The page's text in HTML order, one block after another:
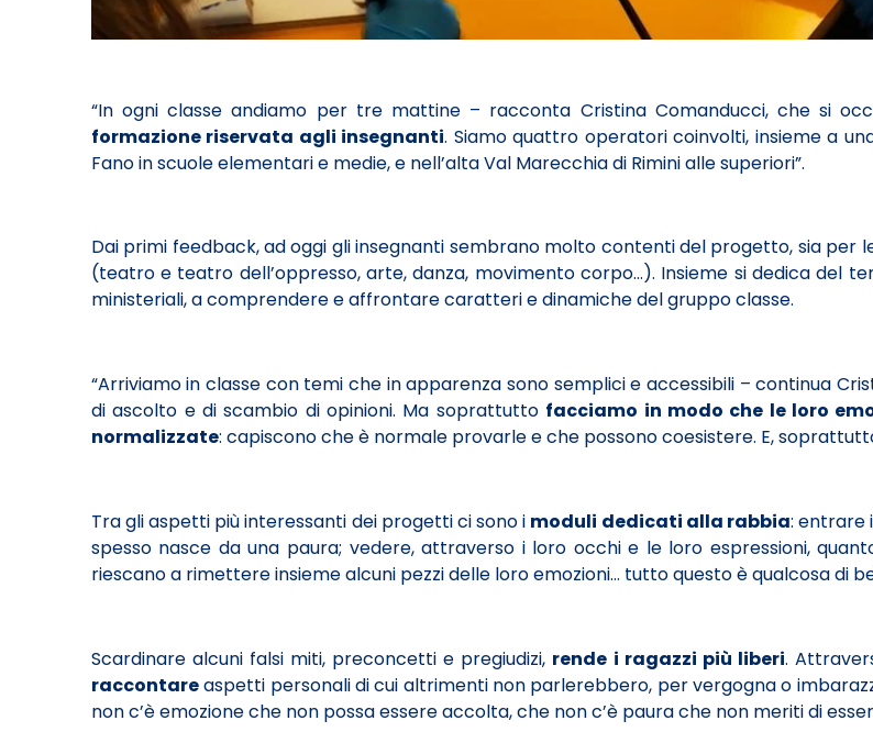
“In ogni classe andiamo per tre mattine – racconta Cristina Comanducci, che si
formazione riservata agli insegnanti. Siamo quattro operatori coinvolti, insieme a
Fano in scuole elementari e medie, e nell’alta Val Marecchia di Rimini alle superiori”.
Dai primi feedback, ad oggi gli insegnanti sembrano molto contenti del progetto, sia
(teatro e teatro dell’oppresso, arte, danza, movimento corpo…). Insieme si dedica del
ministeriali, a comprendere e affrontare caratteri e dinamiche del gruppo classe.
“Arriviamo in classe con temi che in apparenza sono semplici e accessibili – continua
di ascolto e di scambio di opinioni. Ma soprattutto facciamo in modo che le loro
normalizzate: capiscono che è normale provarle e che possono coesistere. E,
Tra gli aspetti più interessanti dei progetti ci sono i moduli dedicati alla rabbia: entrare
spesso nasce da una paura; vedere, attraverso i loro occhi e le loro espressioni,
riescano a rimettere insieme alcuni pezzi delle loro emozioni… tutto questo è qualcosa di
Scardinare alcuni falsi miti, preconcetti e pregiudizi, rende i ragazzi più liberi.
raccontareaspetti personali di cui altrimenti non parlerebbero, per vergogna o
non c’è emozione che non possa essere accolta, che non c’è paura che non meriti di